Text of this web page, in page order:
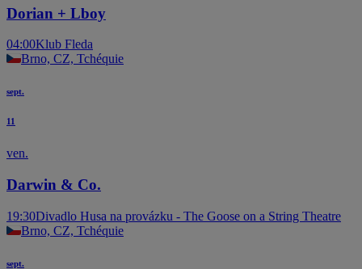
Dorian + Lboy
04:00Klub Fleda
Brno, CZ, Tchéquie
sept.
11
ven.
Darwin & Co.
19:30Divadlo Husa na provázku - The Goose on a String Theatre
Brno, CZ, Tchéquie
sept.